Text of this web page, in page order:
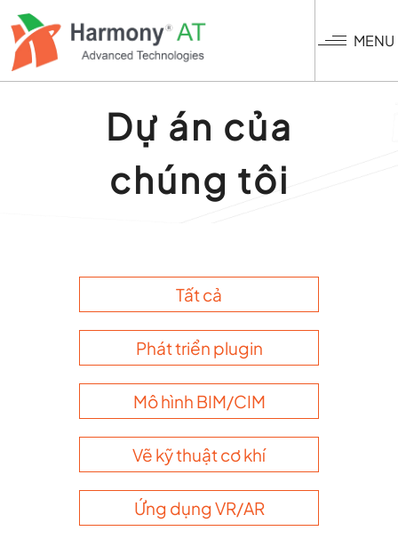
Nhảy
đến
nội
dung
MENU
Dự án của
chúng tôi
Tất cả
Phát triển plugin
Mô hình BIM/CIM
Vẽ kỹ thuật cơ khí
Ứng dụng VR/AR